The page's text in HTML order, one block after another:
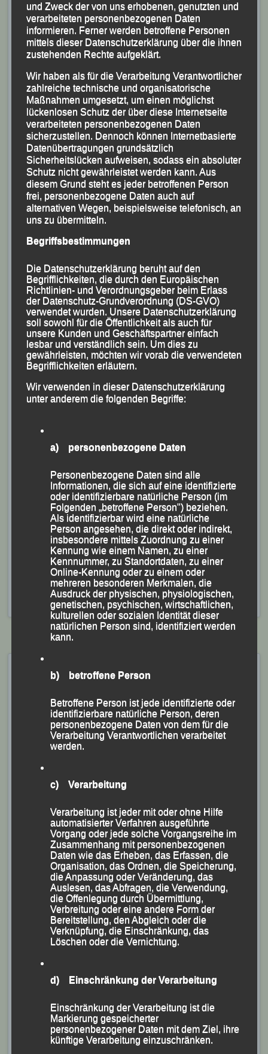
Das erfolgreiche LG-Aufgebot mit (v.li.) Manfred
Ammerl, Stephan Deckwerth, Georg Eibl, Marion Kopp,
Sascha Jäger und Lisa Fraunhofer, die leider verletzt
aufgeben musste.
durch die Vilsauen zu bestreiten waren, erkämpfte sich
LG-Neuzugang Marion Kopp nach 31:53 Minuten
hinter der Oberösterreicherin Martha Weber Platz Zwei
in der Frauenwertung und den Sieg in ihrer
Altersklasse (AK) W 45. Die zweite LG-Starterin Lisa
Fraunhofer musste leider verletzungsbedingt das
Rennen aufgeben.
Bei den Männern sicherte sich Stephan Deckwerth
Stepanik (AK Skoda Pilsen) und dem Oberösterreicher
im Gesamtklassement und die Silbermedaille in seiner
AK M 30.
Minuten als 11. der Gesamtwertung ins Ziel kam,
gewann in seiner AK M 50 Bronze.
Mit 34:39 Minuten „landete“ Manfred Ammerl in seiner
AK M 55 auf Platz Fünf. Georg Eibl wurde bei den
65jährigen mit 39:35 Minuten Vierter.
VeröffentlichtinAktuelles|Markiert mitGeorg Eibl,Lisa
Fraunhofer,Manfred Ammerl,Marion Kopp,Pörndorf
Pörndorfer Sommernachtslauf,Sascha Jäger,Stephan
Deckwerth
Sommernchtslauf Pörndorf,
03. August 2019
Veröffentlicht am3. August 2019vonlgpassau
LG Passau „rockt“ Pörndorfer Sommernachtslauf
-Stephan Fruhmann und Mario Bernhardt holen bei
den Männern LG-Doppelsieg-
Das erfolgreiche LG-Großaufgebot mit (v.li.) Thomas
Kopfinger, Sascha Jäger, Georg Eibl, Franz
Keifenheim, Sabrina Prager, Mario Bernhardt, Stephan
Manfred Ammerl.
(KS.) Mit ausgezeichneten Leistungen drückte das
und Zweck der von uns erhobenen, genutzten und
verarbeiteten personenbezogenen Daten
informieren. Ferner werden betroffene Personen
mittels dieser Datenschutzerklärung über die ihnen
zustehenden Rechte aufgeklärt.
Wir haben als für die Verarbeitung Verantwortlicher
zahlreiche technische und organisatorische
Maßnahmen umgesetzt, um einen möglichst
lückenlosen Schutz der über diese Internetseite
verarbeiteten personenbezogenen Daten
sicherzustellen. Dennoch können Internetbasierte
Datenübertragungen grundsätzlich
Sicherheitslücken aufweisen, sodass ein absoluter
Schutz nicht gewährleistet werden kann. Aus
diesem Grund steht es jeder betroffenen Person
frei, personenbezogene Daten auch auf
alternativen Wegen, beispielsweise telefonisch, an
uns zu übermitteln.
Begriffsbestimmungen
Die Datenschutzerklärung beruht auf den
Begrifflichkeiten, die durch den Europäischen
Richtlinien- und Verordnungsgeber beim Erlass
der Datenschutz-Grundverordnung (DS-GVO)
verwendet wurden. Unsere Datenschutzerklärung
soll sowohl für die Öffentlichkeit als auch für
unsere Kunden und Geschäftspartner einfach
lesbar und verständlich sein. Um dies zu
gewährleisten, möchten wir vorab die verwendeten
Begrifflichkeiten erläutern.
Wir verwenden in dieser Datenschutzerklärung
unter anderem die folgenden Begriffe:
a) personenbezogene Daten
Personenbezogene Daten sind alle
Informationen, die sich auf eine identifizierte
oder identifizierbare natürliche Person (im
Folgenden „betroffene Person") beziehen.
Als identifizierbar wird eine natürliche
Person angesehen, die direkt oder indirekt,
insbesondere mittels Zuordnung zu einer
Kennung wie einem Namen, zu einer
Kennnummer, zu Standortdaten, zu einer
Online-Kennung oder zu einem oder
mehreren besonderen Merkmalen, die
Ausdruck der physischen, physiologischen,
genetischen, psychischen, wirtschaftlichen,
kulturellen oder sozialen Identität dieser
natürlichen Person sind, identifiziert werden
kann.
b) betroffene Person
Betroffene Person ist jede identifizierte oder
identifizierbare natürliche Person, deren
personenbezogene Daten von dem für die
Verarbeitung Verantwortlichen verarbeitet
werden.
c) Verarbeitung
Verarbeitung ist jeder mit oder ohne Hilfe
automatisierter Verfahren ausgeführte
Vorgang oder jede solche Vorgangsreihe im
Zusammenhang mit personenbezogenen
Daten wie das Erheben, das Erfassen, die
Organisation, das Ordnen, die Speicherung,
die Anpassung oder Veränderung, das
Auslesen, das Abfragen, die Verwendung,
die Offenlegung durch Übermittlung,
Verbreitung oder eine andere Form der
Bereitstellung, den Abgleich oder die
Verknüpfung, die Einschränkung, das
Löschen oder die Vernichtung.
d) Einschränkung der Verarbeitung
Einschränkung der Verarbeitung ist die
Markierung gespeicherter
personenbezogener Daten mit dem Ziel, ihre
künftige Verarbeitung einzuschränken.